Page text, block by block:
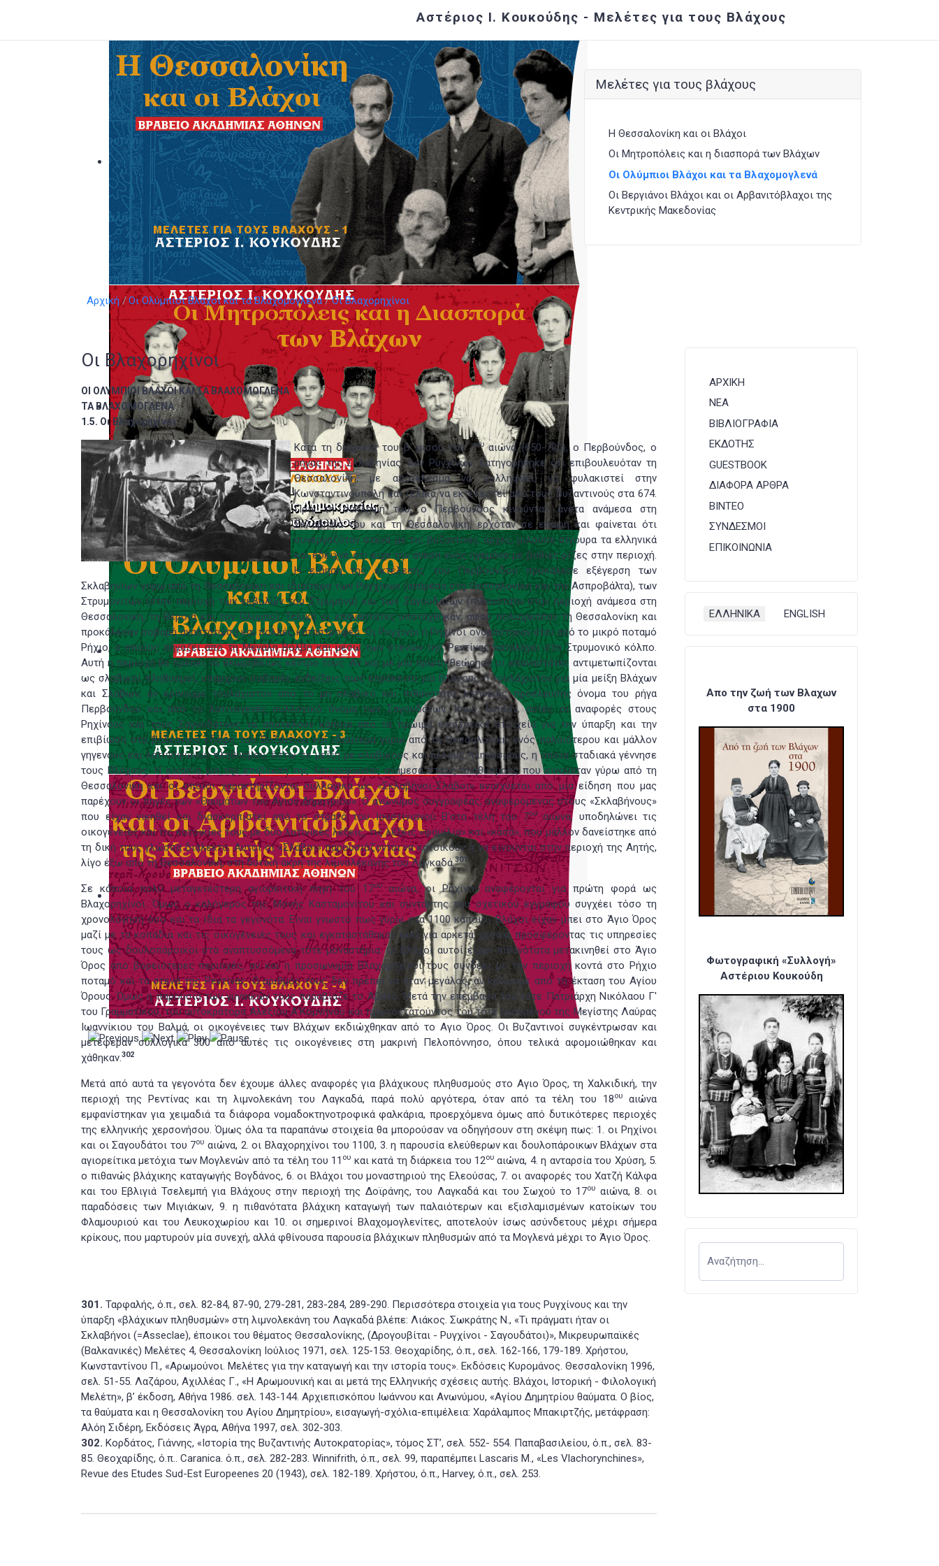
Αστέριος Ι. Κουκούδης - Μελέτες για τους Βλάχους
Μελέτες για τους βλάχους
Η Θεσσαλονίκη και οι Βλάχοι
Οι Μητροπόλεις και η διασπορά των Βλάχων
Οι Ολύμπιοι Βλάχοι και τα Βλαχομογλενά
Οι Βεργιάνοι Βλάχοι και οι Αρβανιτόβλαχοι της
Κεντρικής Μακεδονίας
Αρχική Οι Ολύμπιοι Βλάχοι και τα Βλαχομογλενά Οι Βλαχορηχίνοι
Οι Βλαχορηχίνοι
ΟΙ ΟΛΥΜΠΙΟΙ ΒΛΑΧΟΙ ΚΑΙ ΤΑ ΒΛΑΧΟΜΟΓΛΕΝΑ
ΤΑ ΒΛΑΧΟΜΟΓΛΕΝΑ
1.5. Οι Βλαχορηχίνοι
Κατά τη διάρκεια του β' μισού του 7ουαιώνα (650-700), ο Περβούνδος, ο
ρήγας της Σκλαβηνίας των Ρυγχίνων, κατηγορήθηκε ότι επιβουλευόταν τη
Θεσσαλονίκη, με αποτέλεσμα να συλληφθεί, να φυλακιστεί στην
Κωνσταντινούπολη και τελικά να εκτελεστεί από τους Βυζαντινούς στα 674.
Πριν τη σύλληψή του, ο Περβούνδος κινούνταν άνετα ανάμεσα στη
Σκλαβηνία του και τη Θεσσαλονίκη, ερχόταν σε επαφή και φαίνεται ότι
συνεργαζόταν στενά με τις βυζαντινές αρχές, μιλούσε σίγουρα τα ελληνικά
και έδειχνε ότι είχε την άνεση ενός ηγεμόνα με βαθιές ρίζες στην περιοχή.
Η είδηση της εκτέλεσης του Περβούνδου προκάλεσε εξέγερση των
Σκλαβηνίων γύρω από τη Θεσσαλονίκη και ιδιαίτερα των Ρυγχίνων (ανάμεσα στη Θεσσαλονίκη και την Ασπροβάλτα), των
Στρυμονιτών (στην περιοχή των εκβολών του Στρυμόνα) και των Σαγουδάτων (πιθανότατα στην περιοχή ανάμεσα στη
Θεσσαλονίκη, τη Βέροια και τον Όλυμπο). Τελικά οι επαναστάτες υποτάχθηκαν, αφού πολιόρκησαν τη Θεσσαλονίκη και
προκάλεσαν σοβαρή αναστάτωση και πολλές καταστροφές. Οι Ρυγχίνοι ή Ρηχίνοι ονομάστηκαν έτσι από το μικρό ποταμό
Ρήχιο, ο οποίος πηγάζει από τη Μεγάλη Βόλβη και μέσω των στενών της Ρεντίνας καταλήγει στο Στρυμονικό κόλπο.
Αυτή η περιοχή θα πρέπει να θεωρηθείως κέντρο τους· Αν και με μία πρώτη θεώρηση οι επαναστάτες αντιμετωπίζονται
ως σλαβικοί πληθυσμοί, υπάρχουν σοβαρές ενδείξεις πως επρόκειτο για Βλάχους ή τουλάχιστον για μία μείξη Βλάχων
και Σλάβων, αν κρίνουμε τουλάχιστον από το μη σλαβικό και πιθανότατα λατινικής προέλευσης όνομα του ρήγα
Περβούνδου και από το λατινογενές συλλογικό όνομα των Σαγουδάτων. Ίσως, λοιπόν, αυτές οι αναφορές στους
Ρηχίνους και τους Σαγουδάτους να αποτελούν κάποια από τα πρώιμα ενισχυτικά στοιχεία για την ύπαρξη και την
επιβίωση στα βαλκανικά εδάφη του Βυζαντίου και ιδιαίτερα γύρω από τη Θεσσαλονίκη ενός παλαιότερου και μάλλον
γηγενούς και λατινόφωνου πληθυσμού, έστω σε μείξη με σλαβικούς και άλλους πληθυσμούς, η οποία σταδιακά γέννησε
τους Βλάχους. Η εικασία για την επιβίωση της λατινοφωνίας ανάμεσα στους πληθυσμούς που κινούνταν γύρω από τη
Θεσσαλονίκη και οι οποίοι χαρακτηρίζονται συλλογικά ως «Σκλαβήνοι-Σλάβοι» ενισχύεται από μία είδηση που μας
παρέχουν οι πηγές των «Θαυμάτων του Αγίου Δημητρίου». Ο ανώνυμος συγγραφέας, αναφερόμενος στους «Σκλαβήνους»
που είχαν νικηθεί και διασκορπιστεί από το στρατό του Ιουστινιανού Β'στα τέλη του 7ουαιώνα, υποδηλώνει τις
οικογένειές και τις κατοικίες τους με δύο λατινικές λέξεις, τις λέξεις «φαμίλια» και «κάσα», που μάλλον δανείστηκε από
τη δική τους γλώσσα διάλεκτο. Αυτοί οι «Σλάβοι» παρουσιάζονται να κατοικούν ή να κινούνται στην περιοχή της Αητής,
λίγο έξω από τη Θεσσαλονίκη, στη δυτική άκρη της λιμνολεκάνης του Λαγκαδά.301
Σε κάποια πολύ μεταγενέστερη αγιορείτικη πηγή του 17ουαιώνα, οι Ρηχίνοι αναφέρονται για πρώτη φορά ως
Βλαχορηχίνοι. Όμως ο καλόγερος της Μονής Κασταμονίτου και συντάκτης του σχετικού εγγράφου συγχέει τόσο τη
χρονολόγηση όσο και τα ίδια τα γεγονότα. Είναι γνωστό πως γύρω στα 1100 κάποιοι Βλάχοι είχαν μπει στο Άγιο Όρος
μαζί με τα κοπάδια και τις οικογένειές τους και εγκαταστάθηκαν εκεί για αρκετά χρόνια, προσφέροντας τις υπηρεσίες
τους ως δουλοπάροικοι στα αναπτυσσόμενα τότε μοναστήρια. Οι Βλάχοι αυτοί είχαν πιθανότατα μετακινηθεί στο Άγιο
Όρος από βορειότερες περιοχές, αν και η προσωνυμία Βλαχορηχίνοι τους συνδέει με την περιοχή κοντά στο Ρήχιο
ποταμό και τα στενά της Ρεντίνας. Ο αριθμός τους δεν πρέπει να ήταν μεγάλος, αν κρίνουμε από τη έκταση του Αγίου
Όρους. Όμως η παρουσία των γυναικών τους παραβίαζε το Άβατο. Μετά την επέμβαση του τότε Πατριάρχη Νικόλαου Γ'
του Γραμματικού, του αυτοκράτορα Αλέξιου Α'Κομνηνού και πρωτοστατούντος του τότε ηγουμένου της Μεγίστης Λαύρας
Ιωαννίκιου του Βαλμά, οι οικογένειες των Βλάχων εκδιώχθηκαν από το Αγιο Όρος. Οι Βυζαντινοί συγκέντρωσαν και
μετέφεραν συλλογικά 300 από αυτές τις οικογένειες στη μακρινή Πελοπόννησο, όπου τελικά αφομοιώθηκαν και
χάθηκαν.302
Μετά από αυτά τα γεγονότα δεν έχουμε άλλες αναφορές για βλάχικους πληθυσμούς στο Αγιο Όρος, τη Χαλκιδική, την
περιοχή της Ρεντίνας και τη λιμνολεκάνη του Λαγκαδά, παρά πολύ αργότερα, όταν από τα τέλη του 18ου
αιώνα
εμφανίστηκαν για χειμαδιά τα διάφορα νομαδοκτηνοτροφικά φαλκάρια, προερχόμενα όμως από δυτικότερες περιοχές
της ελληνικής χερσονήσου. Όμως όλα τα παραπάνω στοιχεία θα μπορούσαν να οδηγήσουν στη σκέψη πως: 1. οι Ρηχίνοι
και οι Σαγουδάτοι του 7ου αιώνα, 2. οι Βλαχορηχίνοι του 1100, 3. η παρουσία ελεύθερων και δουλοπάροικων Βλάχων στα
αγιορείτικα μετόχια των Μογλενών από τα τέλη του 11 ου και κατά τη διάρκεια του 12ου αιώνα, 4. η ανταρσία του Χρύση, 5.
ο πιθανώς βλάχικης καταγωγής Βογδάνος, 6. οι Βλάχοι του μοναστηριού της Ελεούσας, 7. οι αναφορές του Χατζή Κάλφα
και του Εβλιγιά Τσελεμπή για Βλάχους στην περιοχή της Δοϊράνης, του Λαγκαδά και του Σωχού το 17ου αιώνα, 8. οι
παραδόσεις των Μιγιάκων, 9. η πιθανότατα βλάχικη καταγωγή των παλαιότερων και εξισλαμισμένων κατοίκων του
Φλαμουριού και του Λευκοχωρίου και 10. οι σημερινοί Βλαχομογλενίτες, αποτελούν ίσως ασύνδετους μέχρι σήμερα
κρίκους, που μαρτυρούν μία συνεχή, αλλά φθίνουσα παρουσία βλάχικων πληθυσμών από τα Μογλενά μέχρι το Άγιο Όρος.
301. Ταρφαλής, ό.π., σελ. 82-84, 87-90, 279-281, 283-284, 289-290. Περισσότερα στοιχεία για τους Ρυγχίνους και την
ύπαρξη «βλάχικων πληθυσμών» στη λιμνολεκάνη του Λαγκαδά βλέπε: Λιάκος. Σωκράτης Ν., «Τι πράγματι ήταν οι
Σκλαβήνοι (=Asseclae), έποικοι του θέματος Θεσσαλονίκης, (Δρογουβίται - Ρυγχίνοι - Σαγουδάτοι)», Μικρευρωπαϊκές
(Βαλκανικές) Μελέτες 4, Θεσσαλονίκη Ιούλιος 1971, σελ. 125-153. Θεοχαρίδης, ό.π., σελ. 162-166, 179-189. Χρήστου,
Κωνσταντίνου Π., «Αρωμούνοι. Μελέτες για την καταγωγή και την ιστορία τους». Εκδόσεις Κυρομάνος. Θεσσαλονίκη 1996,
σελ. 51-55. Λαζάρου, Αχιλλέας Γ., «Η Αρωμουνική και αι μετά της Ελληνικής σχέσεις αυτής. Βλάχοι, Ιστορική - Φιλολογική
Μελέτη», β’ έκδοση, Αθήνα 1986. σελ. 143-144. Αρχιεπισκόπου Ιωάννου και Ανωνύμου, «Αγίου Δημητρίου θαύματα. Ο βίος,
τα θαύματα και η Θεσσαλονίκη του Αγίου Δημητρίου», εισαγωγή-σχόλια-επιμέλεια: Χαράλαμπος Μπακιρτζής, μετάφραση:
Αλόη Σιδέρη, Εκδόσεις Άγρα, Αθήνα 1997, σελ. 302-303.
302. Κορδάτος, Γιάννης, «Ιστορία της Βυζαντινής Αυτοκρατορίας», τόμος ΣΤ’, σελ. 552- 554. Παπαβασιλείου, ό.π., σελ. 83-
85. Θεοχαρίδης, ό.π.. Caranica. ό.π., σελ. 282-283. Winnifrith, ό.π., σελ. 99, παραπέμπει Lascaris Μ., «Les Vlachorynchines»,
Revue des Etudes Sud-Est Europeenes 20 (1943), σελ. 182-189. Χρήστου, ό.π., Harvey, ό.π., σελ. 253.
ΑΡΧΙΚΗ
ΝΕΑ
ΒΙΒΛΙΟΓΡΑΦΙΑ
ΕΚΔΟΤΗΣ
GUESTBOOK
ΔΙΑΦΟΡΑ ΑΡΘΡΑ
ΒΙΝΤΕΟ
ΣΥΝΔΕΣΜΟΙ
ΕΠΙΚΟΙΝΩΝΙΑ
Επιλέξτε τη γλώσσα σας
ΕΛΛΗΝΙΚΑ ENGLISH
Απο την ζωή των Βλαχων
στα 1900
Φωτογραφική «Συλλογή»
Αστέριου Κουκούδη